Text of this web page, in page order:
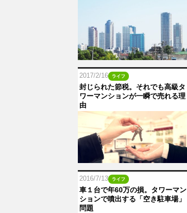
2017/2/16 ライフ
封じられた節税。それでも高級タ
ワーマンションが一瞬で売れる理
由
2016/7/13 ライフ
車１台で年60万の損。タワーマン
ションで噴出する「空き駐車場」
問題